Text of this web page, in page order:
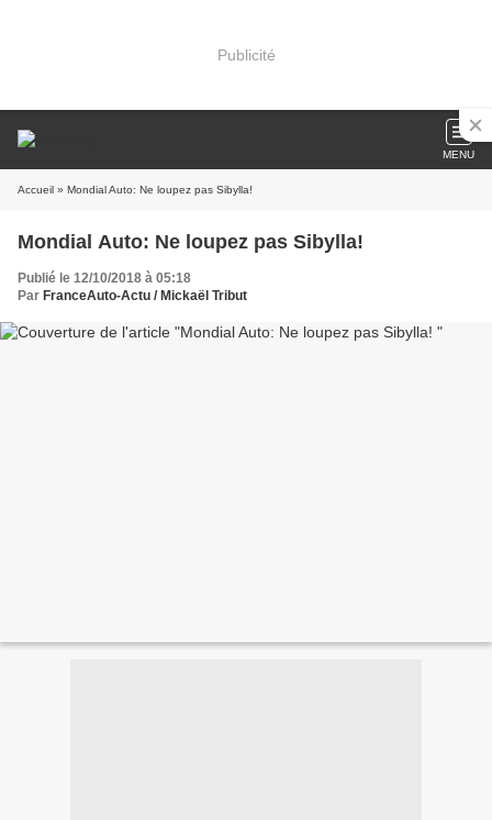
Publicité
MENU
Accueil » Mondial Auto: Ne loupez pas Sibylla!
Mondial Auto: Ne loupez pas Sibylla!
Publié le 12/10/2018 à 05:18
Par FranceAuto-Actu / Mickaël Tribut